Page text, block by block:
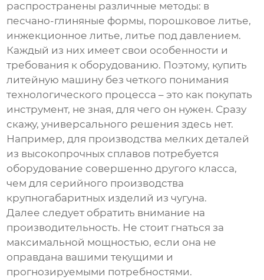
распространены различные методы: в
песчано-глиняные формы, порошковое литье,
инжекционное литье, литье под давлением.
Каждый из них имеет свои особенности и
требования к оборудованию. Поэтому, купить
литейную машину без четкого понимания
технологического процесса – это как покупать
инструмент, не зная, для чего он нужен. Сразу
скажу, универсального решения здесь нет.
Например, для производства мелких деталей
из высокопрочных сплавов потребуется
оборудование совершенно другого класса,
чем для серийного производства
крупногабаритных изделий из чугуна.
Далее следует обратить внимание на
производительность. Не стоит гнаться за
максимальной мощностью, если она не
оправдана вашими текущими и
прогнозируемыми потребностями.